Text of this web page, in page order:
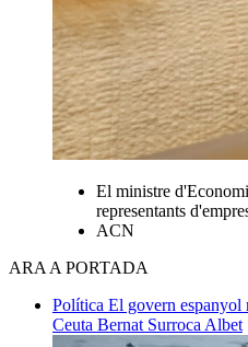
El ministre
representants
ACN
ARA A PORTADA
Política El govern espanyol
Ceuta Bernat Surroca Albet